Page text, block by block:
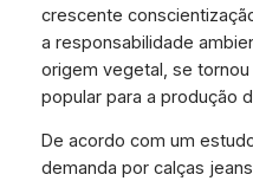
crescente
a responsabilidade
origem vegetal, se
popular para a produção
De acordo com um
demanda por calças